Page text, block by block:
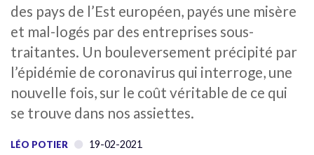
des pays de l’Est européen, payés une misère
et mal-logés par des entreprises sous-
traitantes. Un bouleversement précipité par
l’épidémie de coronavirus qui interroge, une
nouvelle fois, sur le coût véritable de ce qui
se trouve dans nos assiettes.
LÉO POTIER 19-02-2021